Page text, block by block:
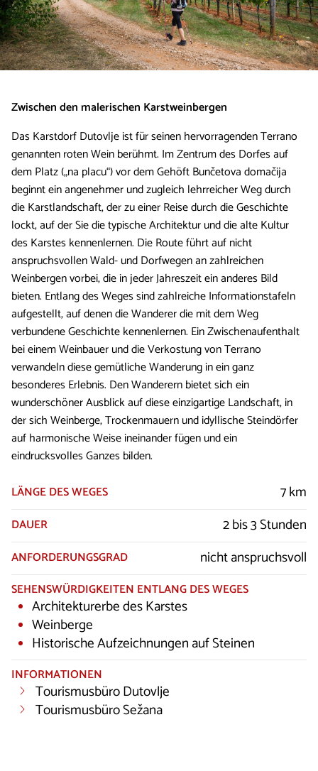
Zwischen den malerischen Karstweinbergen
Das Karstdorf Dutovlje ist für seinen hervorragenden Terrano
genannten roten Wein berühmt. Im Zentrum des Dorfes auf
dem Platz („na placu“) vor dem Gehöft Bunčetova domačija
beginnt ein angenehmer und zugleich lehrreicher Weg durch
die Karstlandschaft, der zu einer Reise durch die Geschichte
lockt, auf der Sie die typische Architektur und die alte Kultur
des Karstes kennenlernen. Die Route führt auf nicht
anspruchsvollen Wald- und Dorfwegen an zahlreichen
Weinbergen vorbei, die in jeder Jahreszeit ein anderes Bild
bieten. Entlang des Weges sind zahlreiche Informationstafeln
aufgestellt, auf denen die Wanderer die mit dem Weg
verbundene Geschichte kennenlernen. Ein Zwischenaufenthalt
bei einem Weinbauer und die Verkostung von Terrano
verwandeln diese gemütliche Wanderung in ein ganz
besonderes Erlebnis. Den Wanderern bietet sich ein
wunderschöner Ausblick auf diese einzigartige Landschaft, in
der sich Weinberge, Trockenmauern und idyllische Steindörfer
auf harmonische Weise ineinander fügen und ein
eindrucksvolles Ganzes bilden.
LÄNGE DES WEGES
7 km
DAUER 2 bis 3 Stunden
ANFORDERUNGSGRAD nicht anspruchsvoll
SEHENSWÜRDIGKEITEN ENTLANG DES WEGES
Architekturerbe des Karstes
Weinberge
Historische Aufzeichnungen auf Steinen
INFORMATIONEN
Tourismusbüro Dutovlje
Tourismusbüro Sežana